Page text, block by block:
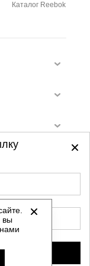
Каталог Reebok
права
и
данных
вы